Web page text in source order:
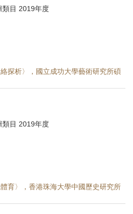
類目 2019年度
探析〉，國立成功大學藝術研究所碩
類目 2019年度
育〉，香港珠海大學中國歷史研究所